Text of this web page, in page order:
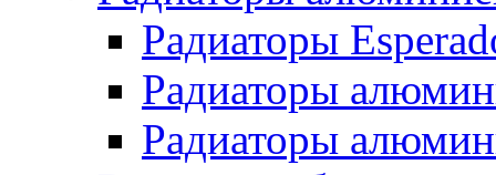
Радиаторы
Радиаторы
Радиаторы